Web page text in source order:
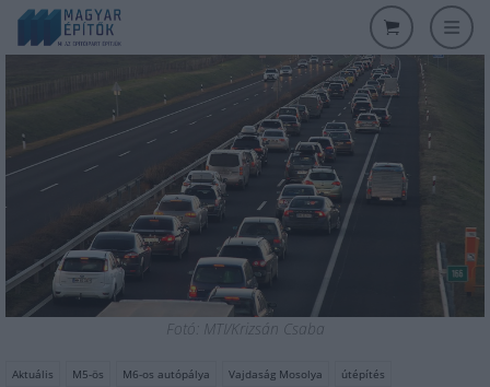
Fotó: MTI/Krizsán Csaba
Aktuális M5-ös M6-os autópálya Vajdaság Mosolya
útépítés